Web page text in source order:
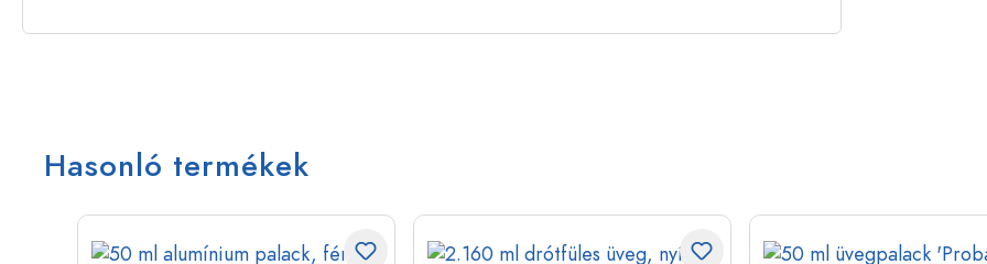
Hasonló termékek